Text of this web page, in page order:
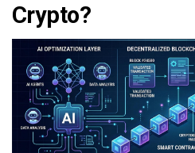
Crypto?